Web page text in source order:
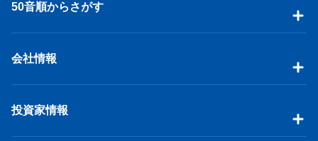
50音順からさがす
会社情報
投資家情報